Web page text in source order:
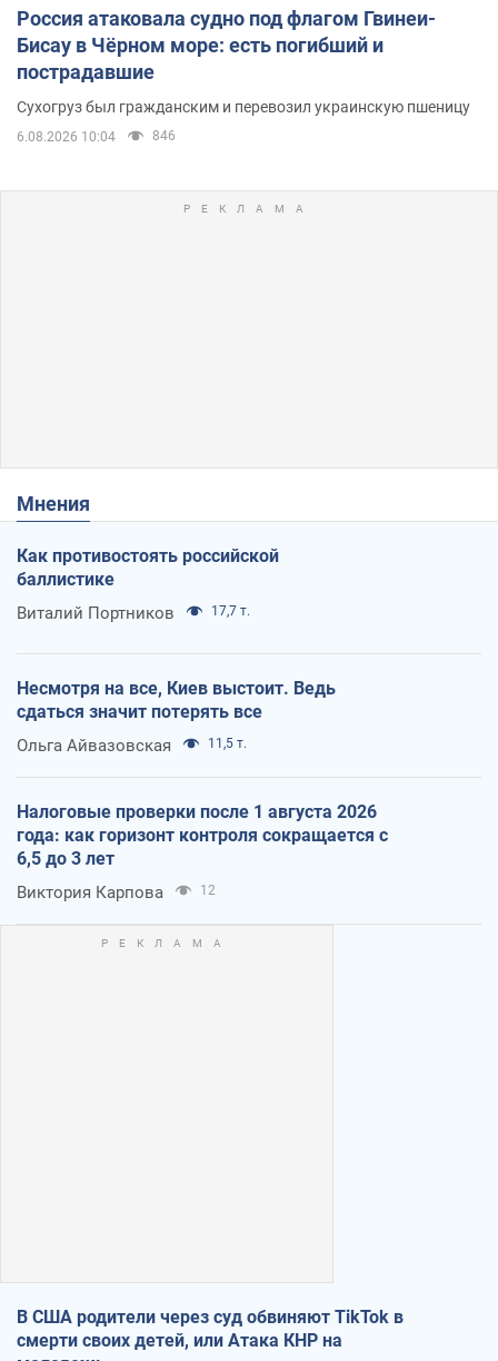
Россия атаковала судно под флагом Гвинеи-
Бисау в Чёрном море: есть погибший и
пострадавшие
Сухогруз был гражданским и перевозил украинскую пшеницу
6.08.2026 10:04 846
Мнения
Как противостоять российской
баллистике
Виталий Портников 17,7 т.
Несмотря на все, Киев выстоит. Ведь
сдаться значит потерять все
Ольга Айвазовская 11,5 т.
Налоговые проверки после 1 августа 2026
года: как горизонт контроля сокращается с
6,5 до 3 лет
Виктория Карпова 12
В США родители через суд обвиняют TikTok в
смерти своих детей, или Атака КНР на